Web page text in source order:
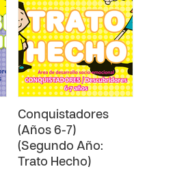
Conquistadores
(Años 6-7)
(Segundo Año:
Trato Hecho)